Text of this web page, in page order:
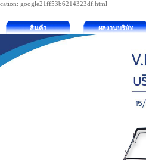
google21ff53b6214323df.html
สินค้า ผลงานบริษัท